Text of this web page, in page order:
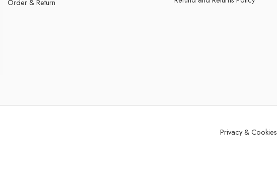
Order & Return
Privacy & Cookies